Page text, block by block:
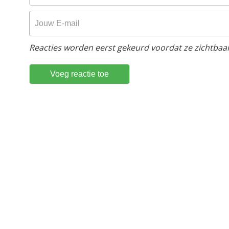
Reacties worden eerst gekeurd voordat ze